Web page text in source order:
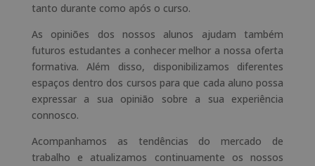
tanto durante como após o curso.
As opiniões dos nossos alunos ajudam também
futuros estudantes a conhecer melhor a nossa oferta
formativa. Além disso, disponibilizamos diferentes
espaços dentro dos cursos para que cada aluno possa
expressar a sua opinião sobre a sua experiência
connosco.
Acompanhamos as tendências do mercado de
trabalho e atualizamos continuamente os nossos